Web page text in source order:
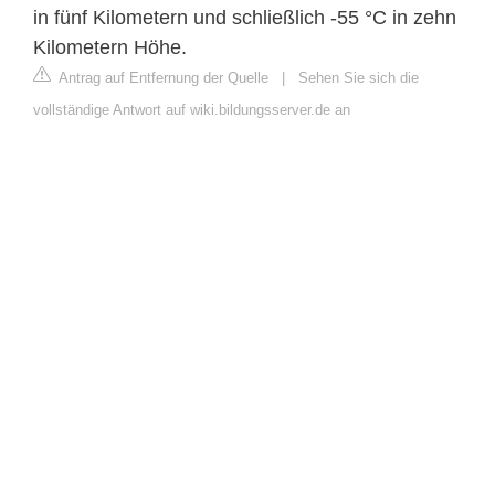
in fünf Kilometern und schließlich -55 °C in zehn
Kilometern Höhe.
Antrag auf Entfernung der Quelle | Sehen Sie sich die
vollständige Antwort auf wiki.bildungsserver.de an